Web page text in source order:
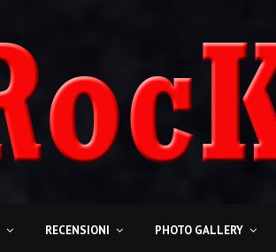
RECENSIONI PHOTO GALLERY